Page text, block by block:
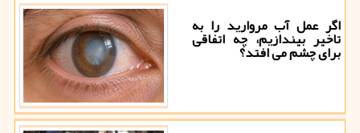
اگر عمل آب مروارید را به
تاخیر بیندازیم، چه اتفاقی
برای چشم می افتد؟